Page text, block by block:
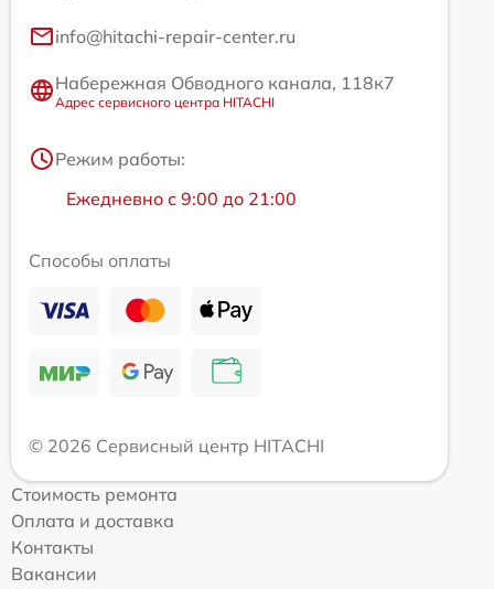
info@hitachi-repair-center.ru
Набережная Обводного канала, 118к7
Адрес сервисного центра HITACHI
Режим работы:
Ежедневно с 9:00 до 21:00
Способы оплаты
© 2026 Сервисный центр HITACHI
Стоимость ремонта
Оплата и доставка
Контакты
Вакансии